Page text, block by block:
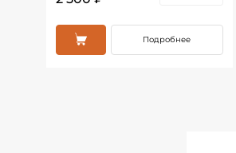
Подробнее